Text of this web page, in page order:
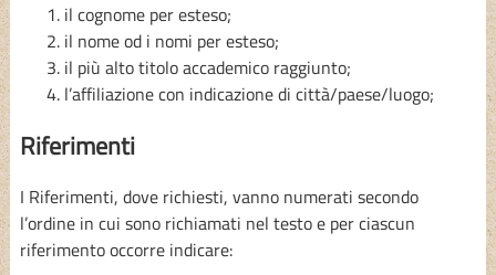
il cognome per esteso;
il nome od i nomi per esteso;
il più alto titolo accademico raggiunto;
l’affiliazione con indicazione di città/paese/luogo;
Riferimenti
I Riferimenti, dove richiesti, vanno numerati secondo
l’ordine in cui sono richiamati nel testo e per ciascun
riferimento occorre indicare: